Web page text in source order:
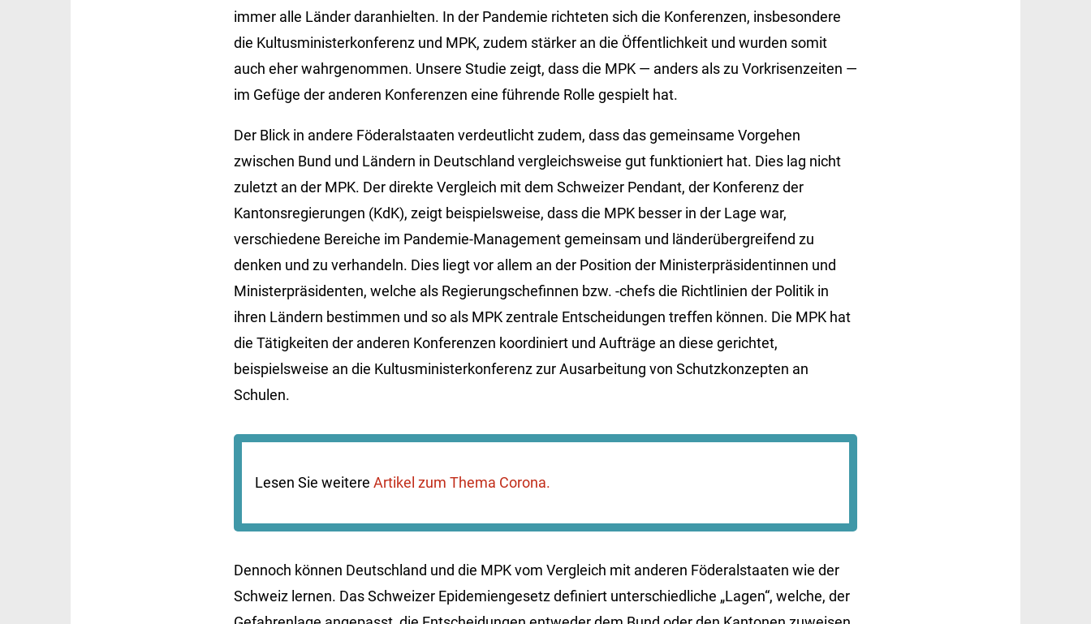
immer alle Länder daranhielten. In der Pandemie richteten sich die Konferenzen, insbesondere
die Kultusministerkonferenz und MPK, zudem stärker an die Öffentlichkeit und wurden somit
auch eher wahrgenommen. Unsere Studie zeigt, dass die MPK — anders als zu Vorkrisenzeiten —
im Gefüge der anderen Konferenzen eine führende Rolle gespielt hat.
Der Blick in andere Föderalstaaten verdeutlicht zudem, dass das gemeinsame Vorgehen
zwischen Bund und Ländern in Deutschland vergleichsweise gut funktioniert hat. Dies lag nicht
zuletzt an der MPK. Der direkte Vergleich mit dem Schweizer Pendant, der Konferenz der
Kantonsregierungen (KdK), zeigt beispielsweise, dass die MPK besser in der Lage war,
verschiedene Bereiche im Pandemie-Management gemeinsam und länderübergreifend zu
denken und zu verhandeln. Dies liegt vor allem an der Position der Ministerpräsidentinnen und
Ministerpräsidenten, welche als Regierungschefinnen bzw. -chefs die Richtlinien der Politik in
ihren Ländern bestimmen und so als MPK zentrale Entscheidungen treffen können. Die MPK hat
die Tätigkeiten der anderen Konferenzen koordiniert und Aufträge an diese gerichtet,
beispielsweise an die Kultusministerkonferenz zur Ausarbeitung von Schutzkonzepten an
Schulen.
Lesen Sie weitere Artikel zum Thema Corona.
Dennoch können Deutschland und die MPK vom Vergleich mit anderen Föderalstaaten wie der
Schweiz lernen. Das Schweizer Epidemiengesetz definiert unterschiedliche „Lagen“, welche, der